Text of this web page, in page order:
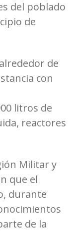
del poblado
de
de
con
litros de
reactores
Militar y
que el
durante
de la